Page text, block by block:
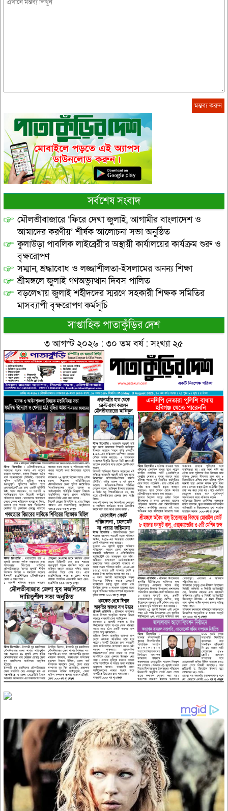
সর্বশেষ সংবাদ
মৌলভীবাজারে ‘ফিরে দেখা জুলাই, আগামীর বাংলাদেশ ও
আমাদের করণীয়’ শীর্ষক আলোচনা সভা অনুষ্ঠিত
কুলাউড়া পাবলিক লাইব্রেরী’র অস্থায়ী কার্যালয়ের কার্যক্রম শুরু ও
বৃক্ষরোপণ
সম্মান, শ্রদ্ধাবোধ ও লজ্জাশীলতা-ইসলামের অনন্য শিক্ষা
শ্রীমঙ্গলে জুলাই গণঅভ্যুত্থান দিবস পালিত
বড়লেখায় জুলাই শহীদদের স্মরণে সহকারী শিক্ষক সমিতির
মাসব্যাপী বৃক্ষরোপণ কর্মসূচি
সাপ্তাহিক পাতাকুঁড়ির দেশ
৩ আগস্ট ২০২৬ : ৩০ তম বর্ষ : সংখ্যা ২৫